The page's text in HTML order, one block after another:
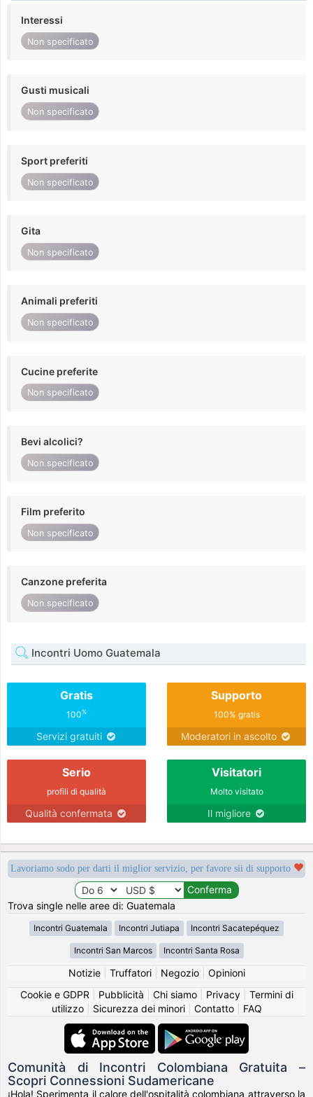
Interessi
Non specificato
Gusti musicali
Non specificato
Sport preferiti
Non specificato
Gita
Non specificato
Animali preferiti
Non specificato
Cucine preferite
Non specificato
Bevi alcolici?
Non specificato
Film preferito
Non specificato
Canzone preferita
Non specificato
Incontri Uomo Guatemala
Gratis
100%
Servizi gratuiti
Supporto
100% gratis
Moderatori in ascolto
Serio
profili di qualità
Qualità confermata
Visitatori
Molto visitato
Il migliore
Lavoriamo sodo per darti il miglior servizio, per favore sii di supporto
Trova single nelle aree di: Guatemala
Incontri Guatemala Incontri Jutiapa Incontri Sacatepéquez
Incontri San Marcos Incontri Santa Rosa
Notizie| Truffatori| Negozio| Opinioni
Cookie e GDPR
Pubblicità Chi siamo| Privacy| Termini di
utilizzo| Sicurezza dei minori| Contatto| FAQ
Comunità di Incontri Colombiana Gratuita –
Scopri Connessioni Sudamericane
¡Hola! Sperimenta il calore dell'ospitalità colombiana attraverso la